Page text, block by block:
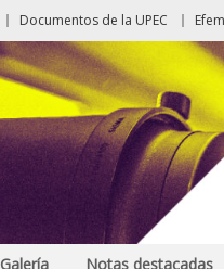
Documentos de la UPEC
Galería Notas destacadas